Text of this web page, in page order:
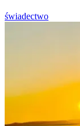
świadectwo